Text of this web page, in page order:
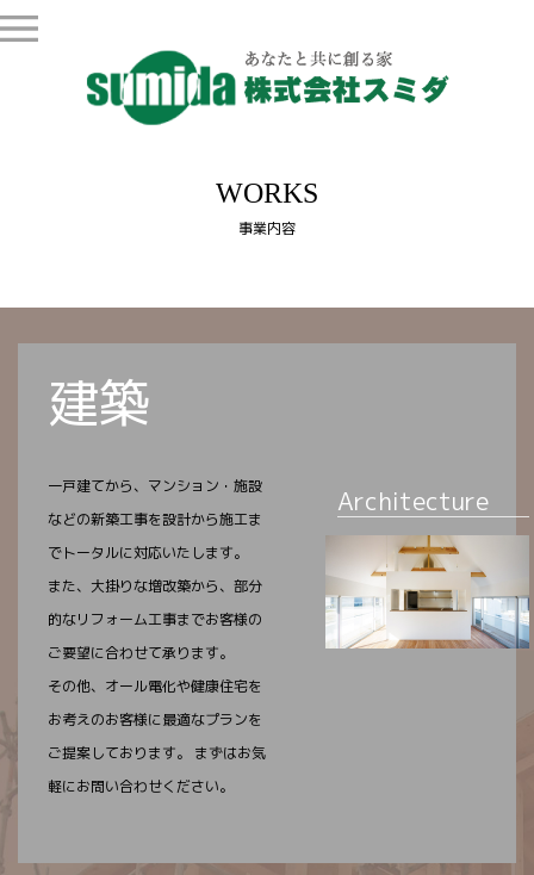
WORKS
事業内容
建築
一戸建てから、マンション・施設
などの新築工事を設計から施工ま
でトータルに対応いたします。
また、大掛りな増改築から、部分
的なリフォーム工事までお客様の
ご要望に合わせて承ります。
その他、オール電化や健康住宅を
お考えのお客様に最適なプランを
ご提案しております。 まずはお気
軽にお問い合わせください。
Architecture